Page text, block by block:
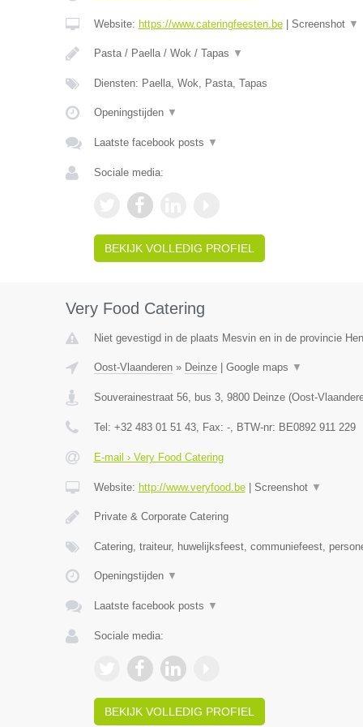
Website: https://www.cateringfeesten.be| Screenshot ▼
Pasta / Paella / Wok / Tapas ▼
Diensten: Paella, Wok, Pasta, Tapas
Openingstijden ▼
Laatste facebook posts ▼
Sociale media:
BEKIJK VOLLEDIG PROFIEL
Very Food Catering
Niet gevestigd in de plaats Mesvin en in de provincie
Oost-Vlaanderen» Deinze| Google maps ▼
Souverainestraat 56, bus 3, 9800 Deinze(Oost-
Tel: +32 483 01 51 43, Fax: -, BTW-nr: BE0892 911 229
E-mail › Very Food Catering
Website: http://www.veryfood.be| Screenshot ▼
Private & Corporate Catering
Catering, traiteur, huwelijksfeest, communiefeest,
Openingstijden ▼
Laatste facebook posts ▼
Sociale media:
BEKIJK VOLLEDIG PROFIEL